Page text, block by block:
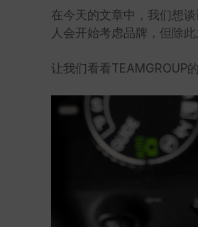
在今天的文章中，我们想
人会开始考虑品牌，但除
让我们看看TEAMGROUP